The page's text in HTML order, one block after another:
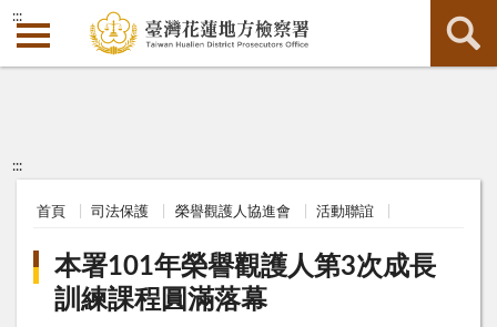
:::
:::
首頁 司法保護 榮譽觀護人協進會 活動聯誼
本署101年榮譽觀護人第3次成長
訓練課程圓滿落幕